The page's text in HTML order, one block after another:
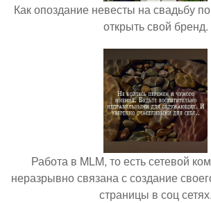
Как опоздание невесты на свадьбу
открыть свой бренд.
Работа в MLM, то есть сетевой
неразрывно связана с создание
страницы в соц сетях.